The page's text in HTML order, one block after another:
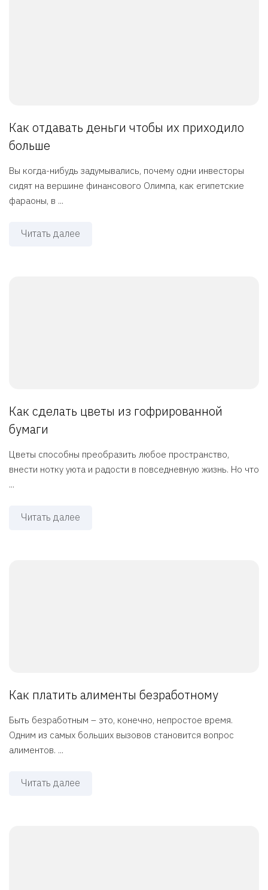
Как отдавать деньги чтобы их приходило
больше
Вы когда-нибудь задумывались, почему одни инвесторы
сидят на вершине финансового Олимпа, как египетские
фараоны, в ...
Читать далее
Как сделать цветы из гофрированной
бумаги
Цветы способны преобразить любое пространство,
внести нотку уюта и радости в повседневную жизнь. Но что
...
Читать далее
Как платить алименты безработному
Быть безработным – это, конечно, непростое время.
Одним из самых больших вызовов становится вопрос
алиментов. ...
Читать далее